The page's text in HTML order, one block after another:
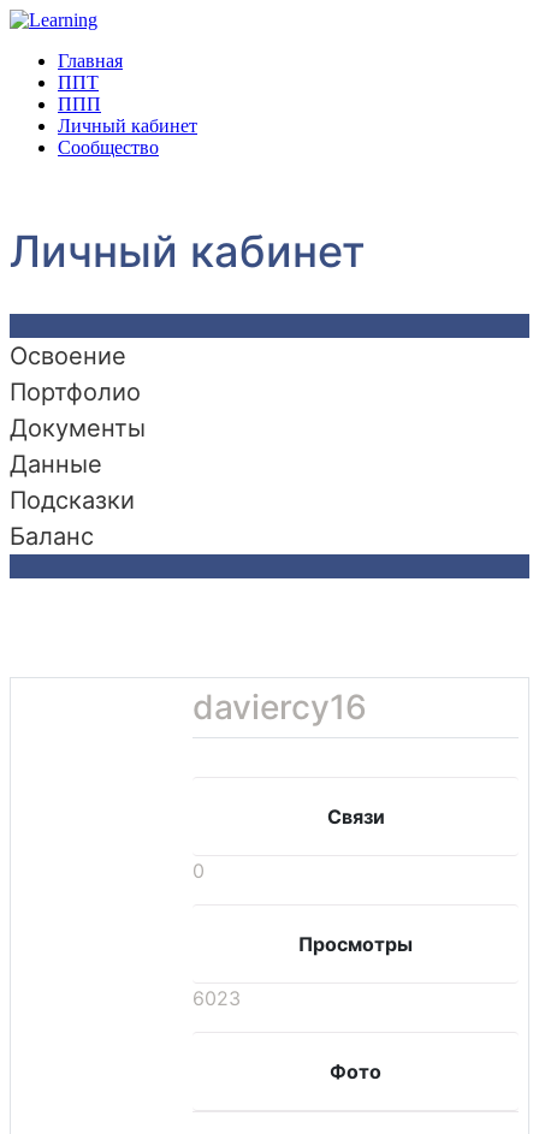
Главная
ППТ
ППП
Личный кабинет
Сообщество
Личный кабинет
Освоение
Портфолио
Документы
Данные
Подсказки
Баланс
daviercy16
Связи
0
Просмотры
6023
Фото